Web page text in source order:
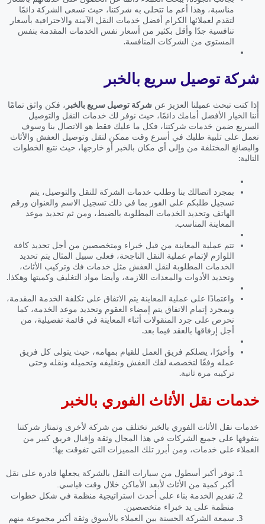
مناسبة، وهذا أعم ما تتحلى به شركتنا، حيث تسعى الشركة دائمًا
لتقدم لعملائها الكرام أفضل خدمات النقل الآمنة والاحترافية بأسعار
تنافسية جدًا وأقل بكثير من أسعار نفس الخدمات المقدمة بنفس
المستوى من الشركات المنافسة.
شركة توصيل سريع بالخبر
إذا كنت تبحث عميلنا العزيز عن شركة توصيل سريع بالخبر ، فكن واثق تمامًا
أننا الخيار الأفضل أمامك دائمًا، حيث نوفر لك خدمات النقل والتوصيل
السريع ضمن خدمات شركتنا، فكل ما عليك فقط هو الاتصال بنا وسوف
نعمل على تلبية طلبك في أسرع وقت ممكن لنقل وتوصيل العفش والأثاث
والبضائع المختلفة من وإلى أي مكان بالخبر أو خارجها، حيث نتبع الخطوات
التالية:
بمجرد اتصالك بنا وطلب خدمات الشركة للنقل والتوصيل، يتم
تسجيل طلبكم على الفور بما في ذلك تسجيل الاسم والعنوان ورقم
الهاتف وتحديد الخدمات المطلوبة بالضبط، ومن ثم تحديد موعد
المعاينة المناسب.
تتم عملية المعاينة من قبل خبراء ومتخصصين من أجل تحديد كافة
اللوازم لإتمام عملية النقل الناجحة، فعلى سبيل المثال يتم تحديد
الخدمات المطلوبة لنقل العفش مثل خدمات فك وتركيب الأثاث،
وتحديد الأدوات والمعدات اللازمة، وأيضا مواد التغليف وكميتها وهكذا.
واعتمادًا على عملية المعاينة يتم الاتفاق على تكلفة الخدمة المقدمة،
وبمجرد إتمام الاتفاق يتم إمضاء العقوم وتحديد موعد الخدمة، كما
نحرص على جرد المنقولات أثناء المعاينة في قائمة تفصيلية، من
أجل إرفاقها بالعقد فيما بعد.
وأخيرًا، يصلكم فريق العمل للقيام بمهامه، حيث يتولى كل فريق
عمله وفقًا لتخصصه لفك العفش وتغليفه وتحميله ونقله وحتى
تركيبه مرة ثانية.
خدمات نقل الأثاث الفوري بالخبر
خدمات نقل الأثاث الفوري بالخبر تختلف من شركة لأخرى وتمتاز شركتنا
بتفوقها على جميع الشركات في هذا المجال وثقة وإقبال فريق كبير من
العملاء على خدمات، ومن أبرز تلك المميزات التي تفوقت بها:
توفر أكبر أسطول من سيارات النقل بالشركة يجعلها قادرة على نقل
أكبر كمية من الأثاث لأبعد الأماكن خلال وقت قياسي.
تقديم الخدمة بناء على أحدث استراتيجية منظمة في شكل خطوات
منظمة على يد خبراء متخصصين.
سمعة الشركة الحسنة بين العملاء بالأسوق وثقة أكبر مجموعة منهم